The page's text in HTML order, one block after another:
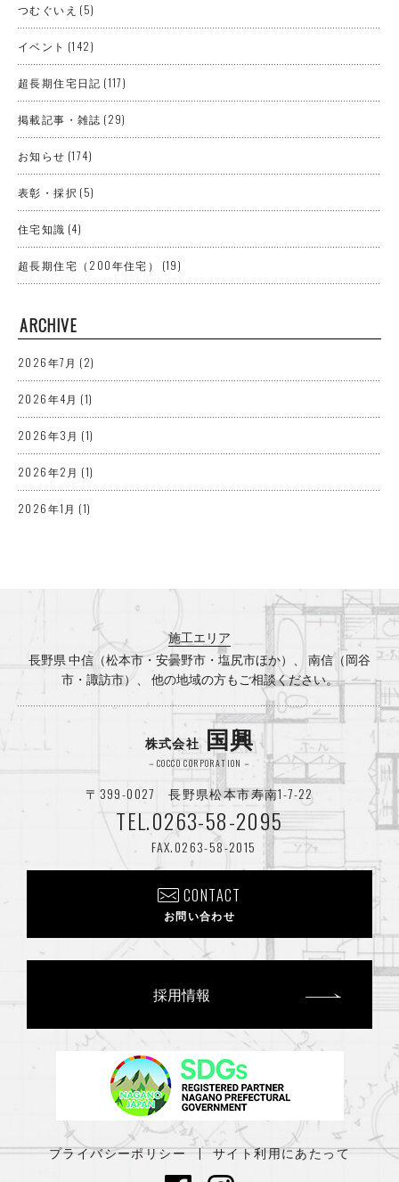
つむぐいえ (5)
イベント (142)
超長期住宅日記 (117)
掲載記事・雑誌 (29)
お知らせ (174)
表彰・採択 (5)
住宅知識 (4)
超長期住宅（200年住宅） (19)
ARCHIVE
2026年7月 (2)
2026年4月 (1)
2026年3月 (1)
2026年2月 (1)
2026年1月 (1)
2025年7月(3)
2025年5月 (1)
2025年4月
(1)
2024年8月(2)
(2)
2023年11月
施工エリア
長野県 中信（松本市・安曇野市・塩尻市ほか）、 南信（岡谷
市・諏訪市）、 他の地域の方もご相談ください。
株式会社国興
－COCCO CORPORATION－
〒399-0027 長野県松本市寿南1-7-22
TEL.0263-58-2095
FAX.0263-58-2015
CONTACT
お問い合わせ
採用情報
プライバシーポリシー サイト利用にあたって